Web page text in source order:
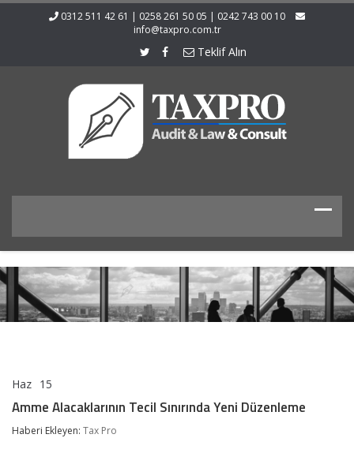
0312 511 42 61 | 0258 261 50 05 | 0242 743 00 10
info@taxpro.com.tr
Teklif Alın
Haz 15
Tecil
Sınırında
Yeni
Amme Alacaklarının Tecil Sınırında Yeni Düzenleme
Haberi Ekleyen: Tax Pro